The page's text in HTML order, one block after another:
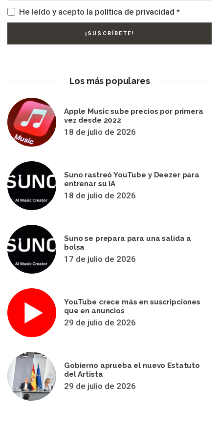
He leído y acepto la política de privacidad *
Los más populares
Apple Music sube precios por primera
vez desde 2022
18 de julio de 2026
Suno rastreó YouTube y Deezer para
entrenar su IA
18 de julio de 2026
Suno se prepara para una salida a
bolsa
17 de julio de 2026
YouTube crece más en suscripciones
que en anuncios
29 de julio de 2026
Gobierno aprueba el nuevo Estatuto
del Artista
29 de julio de 2026